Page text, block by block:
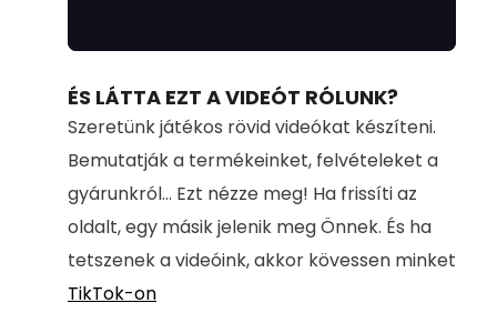
100.00%
ÉS LÁTTA EZT A VIDEÓT RÓLUNK?
Szeretünk játékos rövid videókat készíteni.
Bemutatják a termékeinket, felvételeket a
gyárunkról... Ezt nézze meg! Ha frissíti az
oldalt, egy másik jelenik meg Önnek. És ha
tetszenek a videóink, akkor kövessen minket
TikTok-on